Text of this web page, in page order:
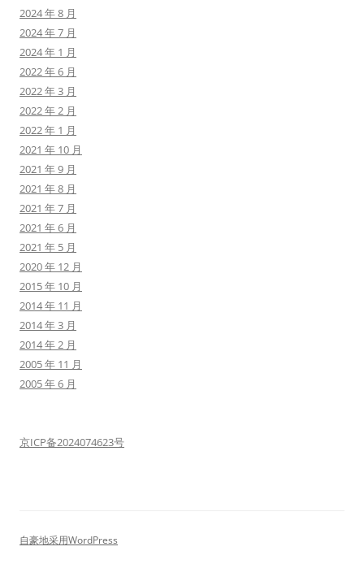
2024 年 8 月
2024 年 7 月
2024 年 1 月
2022 年 6 月
2022 年 3 月
2022 年 2 月
2022 年 1 月
2021 年 10 月
2021 年 9 月
2021 年 8 月
2021 年 7 月
2021 年 6 月
2021 年 5 月
2020 年 12 月
2015 年 10 月
2014 年 11 月
2014 年 3 月
2014 年 2 月
2005 年 11 月
2005 年 6 月
京ICP备2024074623号
自豪地采用WordPress